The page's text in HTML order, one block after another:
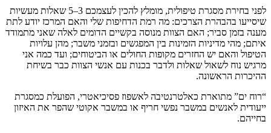
לפני בחירת מסגרת טיפולית, מומלץ להכין לעצמכם 3–5 שאלות מעשיות
שיסייעו בהבהרת הצרכים: מה רמת הדחיפות שלי והאם המרכז יודע לתת
מענה בזמן סביר; האם הצוות מנוסה בקשיים הדומים לאלה שאני מתמודד
איתם; מהי מדיניות הזמינות בין המפגשים ובזמני משבר; מהן עלויות
הטיפול והאם יש החזרים מקופות החולים או הביטוחים; ועד כמה אני
מרגיש נוח לשאול שאלות ולדבר בכנות עם אנשי הצוות כבר בשיחת
ההיכרות הראשונה.
“רוח ים” מתוארת כאלטרנטיבה לאשפוז פסיכיאטרי, הפועלת כמסגרת
ייעודית לאנשים במשבר נפשי חריף או במשבר אקוטי שהפר את האיזון
בחייהם.